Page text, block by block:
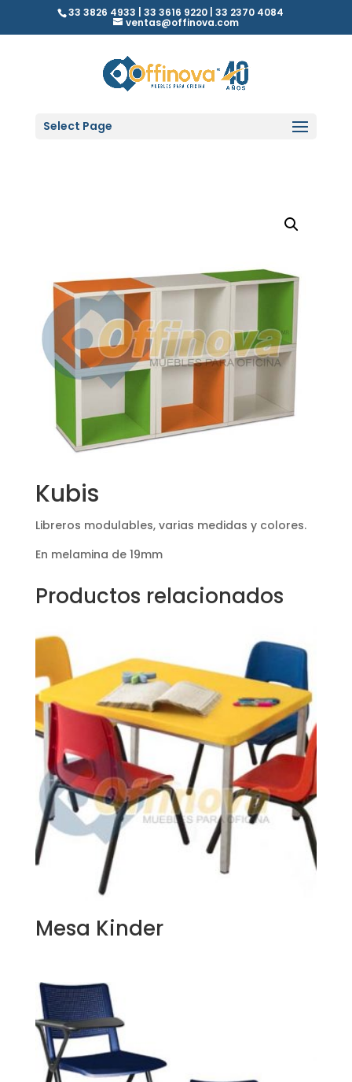
33 3826 4933 | 33 3616 9220 | 33 2370 4084
ventas@offinova.com
Select Page
Kubis
Libreros modulables, varias medidas y colores.
En melamina de 19mm
Productos relacionados
Mesa Kinder